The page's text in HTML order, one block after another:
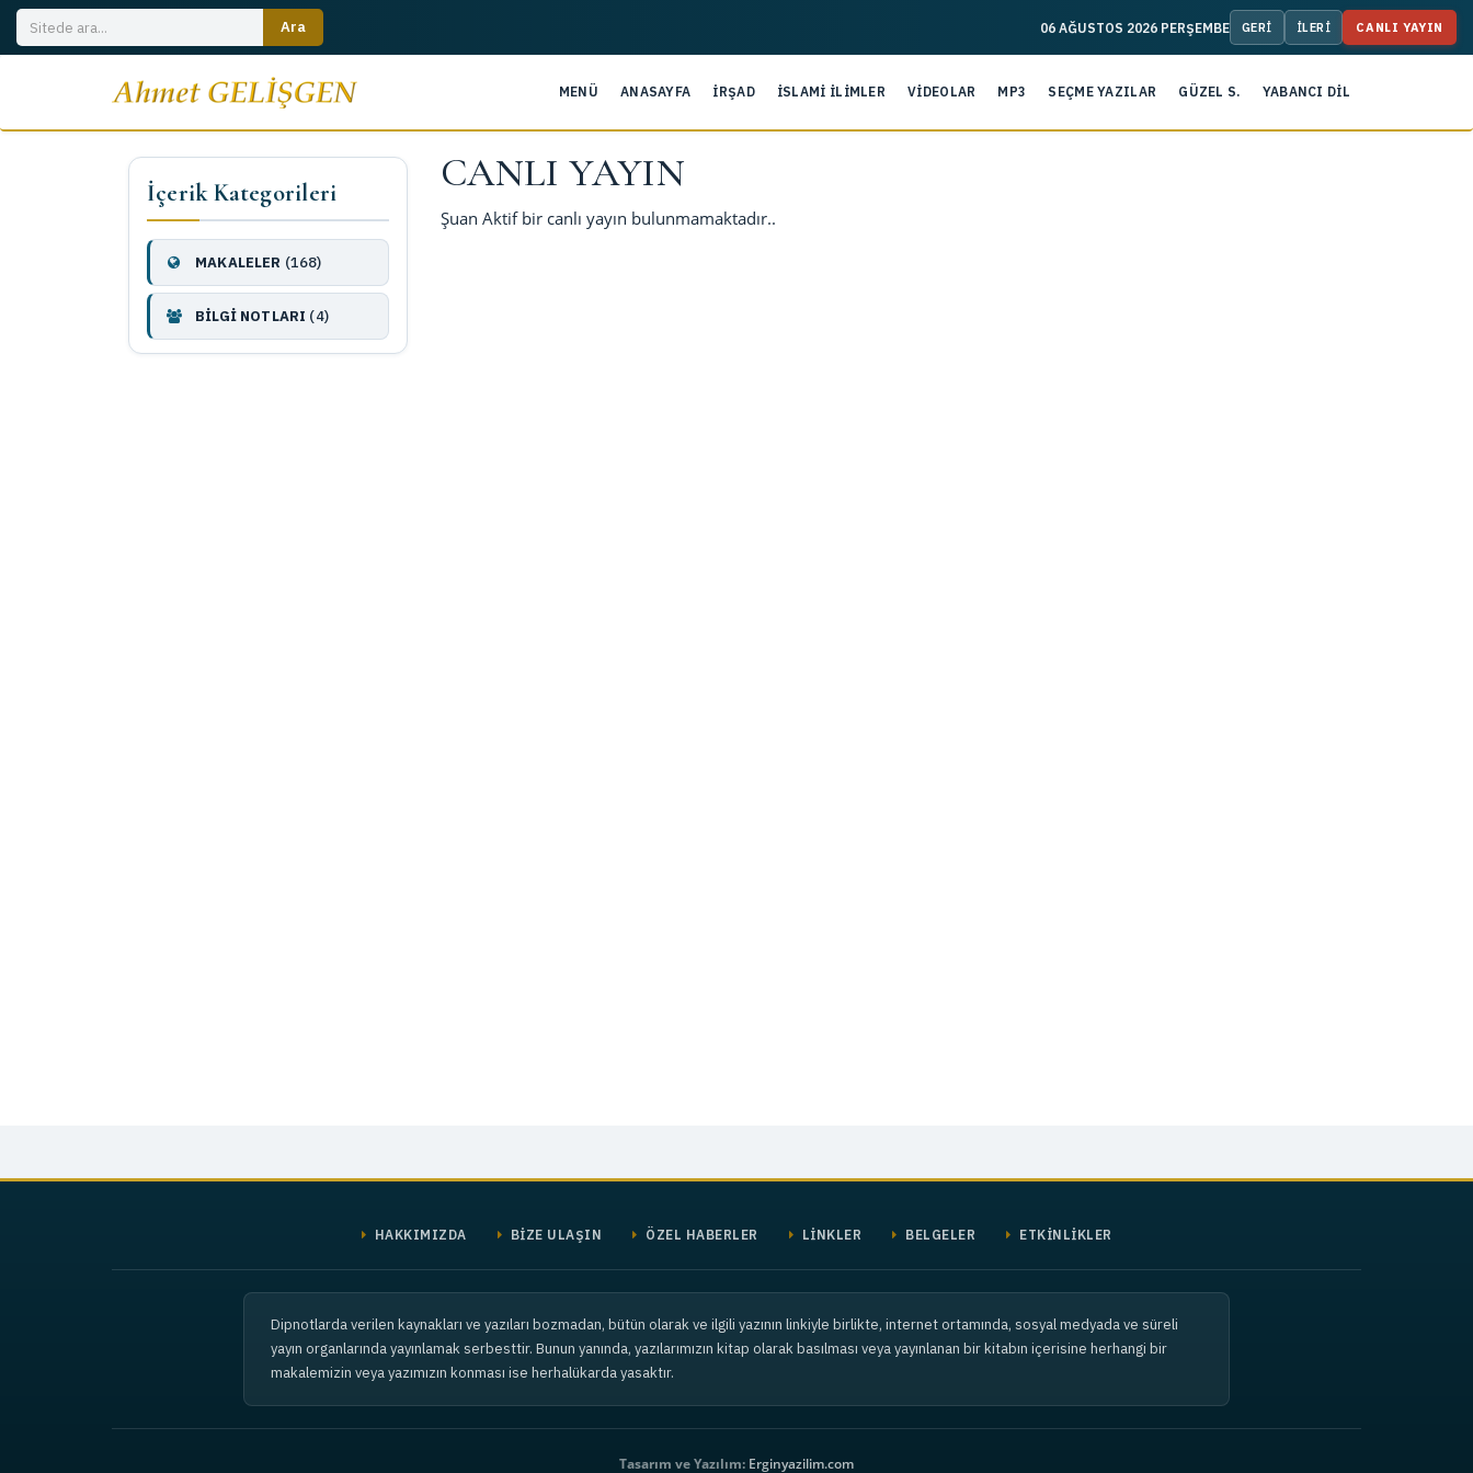
06 AĞUSTOS 2026 PERŞEMBE CANLI YAYIN
MENÜ ANASAYFA İRŞAD İSLAMİ İLİMLER VİDEOLAR MP3 SEÇME YAZILAR GÜZEL S. YABANCI DİL
İçerik Kategorileri
MAKALELER (168)
BİLGİ NOTLARI (4)
CANLI YAYIN
Şuan Aktif bir canlı yayın bulunmamaktadır..
HAKKIMIZDA BİZE ULAŞIN ÖZEL HABERLER LİNKLER BELGELER ETKİNLİKLER
Dipnotlarda verilen kaynakları ve yazıları bozmadan, bütün olarak ve ilgili yazının linkiyle birlikte, internet ortamında, sosyal medyada ve süreli
yayın organlarında yayınlamak serbesttir. Bunun yanında, yazılarımızın kitap olarak basılması veya yayınlanan bir kitabın içerisine herhangi bir
makalemizin veya yazımızın konması ise herhalükarda yasaktır.
Tasarım ve Yazılım: Erginyazilim.com